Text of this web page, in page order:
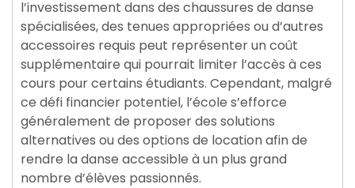
l’investissement dans des chaussures de danse
spécialisées, des tenues appropriées ou d’autres
accessoires requis peut représenter un coût
supplémentaire qui pourrait limiter l’accès à ces
cours pour certains étudiants. Cependant, malgré
ce défi financier potentiel, l’école s’efforce
généralement de proposer des solutions
alternatives ou des options de location afin de
rendre la danse accessible à un plus grand
nombre d’élèves passionnés.